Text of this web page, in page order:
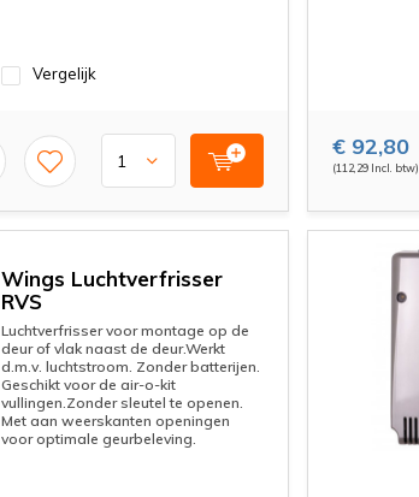
Vergelijk
€ 92,80
(112,29 Incl. btw)
Wings Luchtverfrisser
RVS
Luchtverfrisser voor montage op de
deur of vlak naast de deur.Werkt
d.m.v. luchtstroom. Zonder batterijen.
Geschikt voor de air-o-kit
vullingen.Zonder sleutel te openen.
Met aan weerskanten openingen
voor optimale geurbeleving.